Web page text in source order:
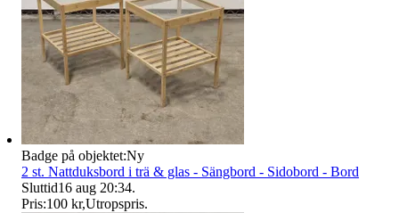
Badge på objektet:Ny
2 st. Nattduksbord i trä & glas - Sängbord - Sidobord - Bord
Sluttid16 aug 20:34.
Pris:100 kr,Utropspris.